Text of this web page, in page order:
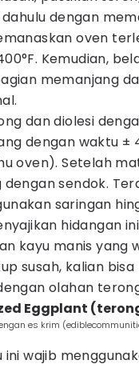
dengan
oven
Kemudian,
memanjang
dan diolesi
dengan waktu ±
oven). Setelah
sendok.
saringan
hidangan
kayu manis yang
susah, kalian
olahan
Eggplant
es krim
ini wajib